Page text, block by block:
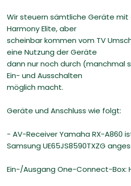
Wir steuern sämtliche Geräte mit
Harmony Elite, aber
scheinbar kommen vom TV
eine Nutzung der Geräte
dann nur noch durch (manchmal
Ein- und Ausschalten
möglich macht.
Geräte und Anschluss wie folgt:
- AV-Receiver Yamaha RX-A860
Samsung UE65JS8590TXZG
Ein-/Ausgang One-Connect-Box: